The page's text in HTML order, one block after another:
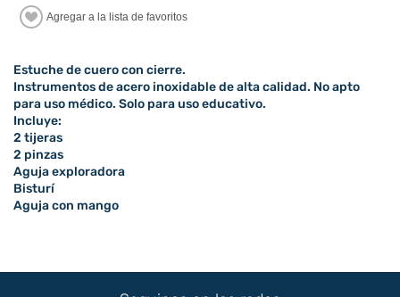
Estuche de cuero con cierre.
Instrumentos de acero inoxidable de alta calidad. No apto
para uso médico. Solo para uso educativo.
Incluye:
2 tijeras
2 pinzas
Aguja exploradora
Bisturí
Aguja con mango